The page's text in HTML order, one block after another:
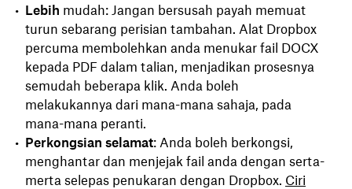
Lebih mudah: Jangan bersusah payah memuat
turun sebarang perisian tambahan. Alat Dropbox
percuma membolehkan anda menukar fail DOCX
kepada PDF dalam talian, menjadikan prosesnya
semudah beberapa klik. Anda boleh
melakukannya dari mana-mana sahaja, pada
mana-mana peranti.
Perkongsian selamat: Anda boleh berkongsi,
menghantar dan menjejak fail anda dengan serta-
merta selepas penukaran dengan Dropbox. Ciri